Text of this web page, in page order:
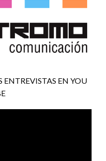
ENTREVISTAS EN YOU